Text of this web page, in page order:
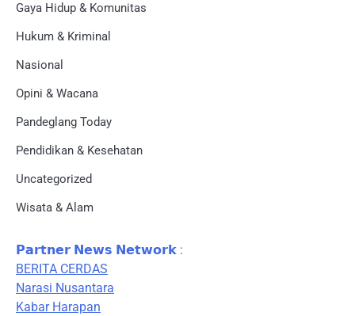
Gaya Hidup & Komunitas
Hukum & Kriminal
Nasional
Opini & Wacana
Pandeglang Today
Pendidikan & Kesehatan
Uncategorized
Wisata & Alam
𝗣𝗮𝗿𝘁𝗻𝗲𝗿 𝗡𝗲𝘄𝘀 𝗡𝗲𝘁𝘄𝗼𝗿𝗸 :
BERITA CERDAS
Narasi Nusantara
Kabar Harapan